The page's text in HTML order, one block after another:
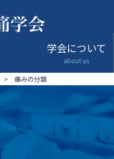
学会について
about us
> 痛みの分類